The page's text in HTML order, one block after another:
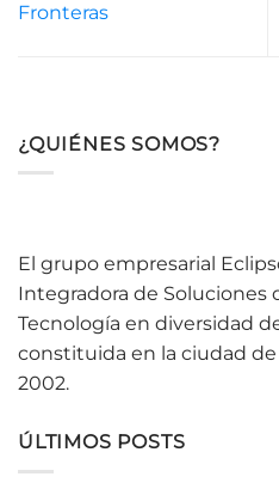
Fronteras
¿QUIÉNES SOMOS?
El grupo empresarial
Integradora de Soluciones
Tecnología en diversidad
constituida en la ciudad
2002.
ÚLTIMOS POSTS